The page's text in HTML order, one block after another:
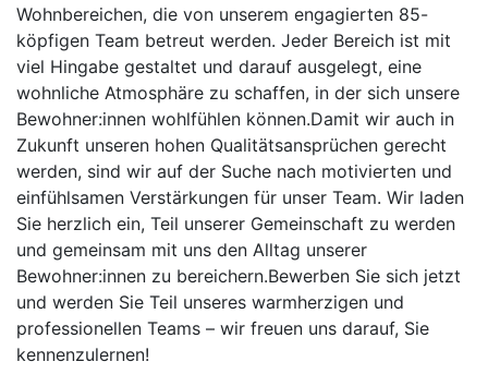
Wohnbereichen, die von unserem engagierten 85-
köpfigen Team betreut werden. Jeder Bereich ist mit
viel Hingabe gestaltet und darauf ausgelegt, eine
wohnliche Atmosphäre zu schaffen, in der sich unsere
Bewohner:innen wohlfühlen können.Damit wir auch in
Zukunft unseren hohen Qualitätsansprüchen gerecht
werden, sind wir auf der Suche nach motivierten und
einfühlsamen Verstärkungen für unser Team. Wir laden
Sie herzlich ein, Teil unserer Gemeinschaft zu werden
und gemeinsam mit uns den Alltag unserer
Bewohner:innen zu bereichern.Bewerben Sie sich jetzt
und werden Sie Teil unseres warmherzigen und
professionellen Teams – wir freuen uns darauf, Sie
kennenzulernen!